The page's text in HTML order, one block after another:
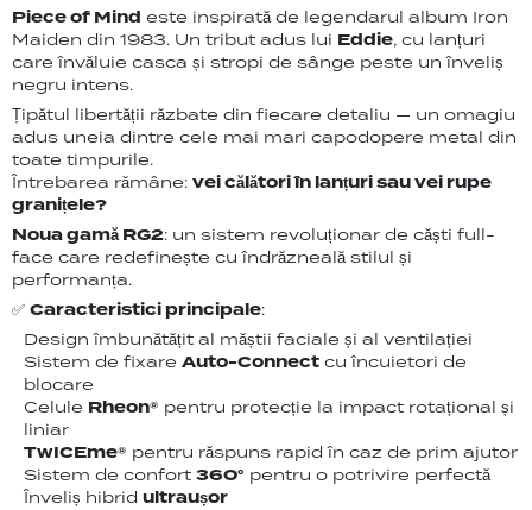
Piece of Mind este inspirată de legendarul album Iron
Maiden din 1983. Un tribut adus lui Eddie, cu lanțuri
care învăluie casca și stropi de sânge peste un înveliș
negru intens.
Țipătul libertății răzbate din fiecare detaliu — un omagiu
adus uneia dintre cele mai mari capodopere metal din
toate timpurile.
Întrebarea rămâne: vei călători în lanțuri sau vei rupe
granițele?
Noua gamă RG2: un sistem revoluționar de căști full-
face care redefinește cu îndrăzneală stilul și
performanța.
✅ Caracteristici principale:
Design îmbunătățit al măștii faciale și al ventilației
Sistem de fixare Auto-Connect cu încuietori de
blocare
Celule Rheon® pentru protecție la impact rotațional și
liniar
TwICEme® pentru răspuns rapid în caz de prim ajutor
Sistem de confort 360° pentru o potrivire perfectă
Înveliș hibrid ultraușor